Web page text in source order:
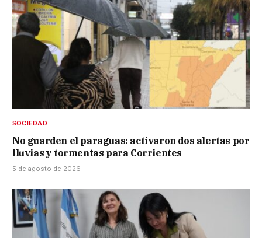
SOCIEDAD
No guarden el paraguas: activaron dos alertas por
lluvias y tormentas para Corrientes
5 de agosto de 2026